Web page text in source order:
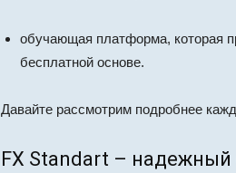
обучающая платформа, которая
бесплатной основе.
Давайте рассмотрим подробнее
FX Standart – надежный